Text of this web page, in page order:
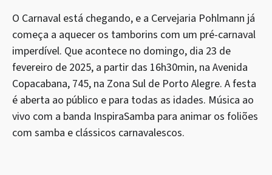
O Carnaval está chegando, e a Cervejaria Pohlmann já
começa a aquecer os tamborins com um pré-carnaval
imperdível. Que acontece no domingo, dia 23 de
fevereiro de 2025, a partir das 16h30min, na Avenida
Copacabana, 745, na Zona Sul de Porto Alegre. A festa
é aberta ao público e para todas as idades. Música ao
vivo com a banda InspiraSamba para animar os foliões
com samba e clássicos carnavalescos.